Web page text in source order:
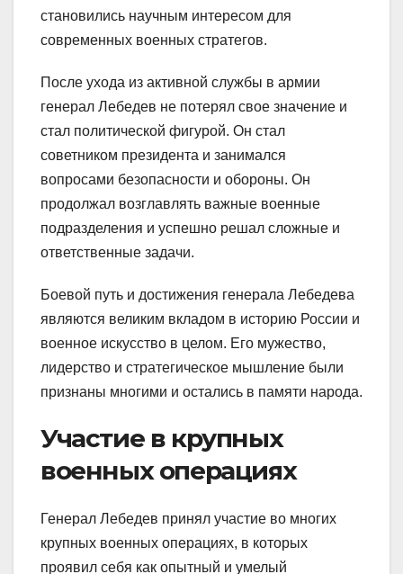
становились научным интересом для
современных военных стратегов.
После ухода из активной службы в армии
генерал Лебедев не потерял свое значение и
стал политической фигурой. Он стал
советником президента и занимался
вопросами безопасности и обороны. Он
продолжал возглавлять важные военные
подразделения и успешно решал сложные и
ответственные задачи.
Боевой путь и достижения генерала Лебедева
являются великим вкладом в историю России и
военное искусство в целом. Его мужество,
лидерство и стратегическое мышление были
признаны многими и остались в памяти народа.
Участие в крупных
военных операциях
Генерал Лебедев принял участие во многих
крупных военных операциях, в которых
проявил себя как опытный и умелый